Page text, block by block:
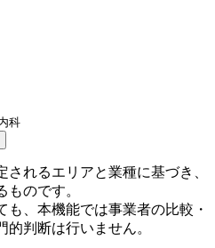
科
れるエリアと業種に基づき、
のです。
も、本機能では事業者の比較・
判断は行いません。